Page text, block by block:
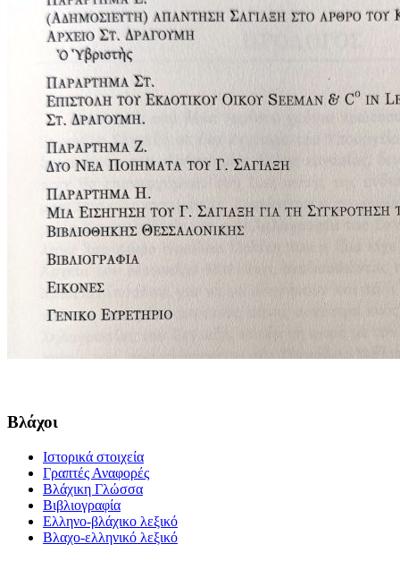
Βλάχοι
Ιστορικά στοιχεία
Γραπτές Αναφορές
Βλάχικη Γλώσσα
Βιβλιογραφία
Ελληνο-βλάχικο λεξικό
Βλαχο-ελληνικό λεξικό